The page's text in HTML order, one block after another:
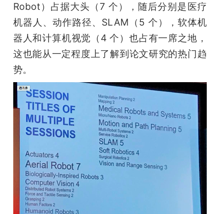
Robot）占据大头（7 个），随后分别是医疗
机器人、动作路径、SLAM（5 个），软体机
器人和计算机视觉（4 个）也占有一席之地，
这也能从一定程度上了解到论文研究的热门趋
势。